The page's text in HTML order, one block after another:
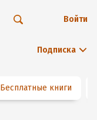
Подписка
Войти
Бесплатные книги